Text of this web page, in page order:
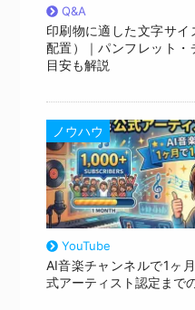
Q&A
印刷物に適した文字サイ
配置）｜パンフレット
目安も解説
ノウハウ
YouTube
AI音楽チャンネルで1ヶ
式アーティスト認定まで